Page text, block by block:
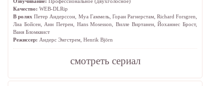
Качество: WEB-DLRip
В ролях Петер Андерссон Муа Гаммель, Горан Рагнерстам, Richard Forsgren
Лиа Бойсен, Анн Петрен Hans Mosesson ,Вилле Виртанен,Йоханнес Брост,
Ваня Бломквист
Режиссер: Андерс Энгстрем Henrik Björn
cмотреть сериал